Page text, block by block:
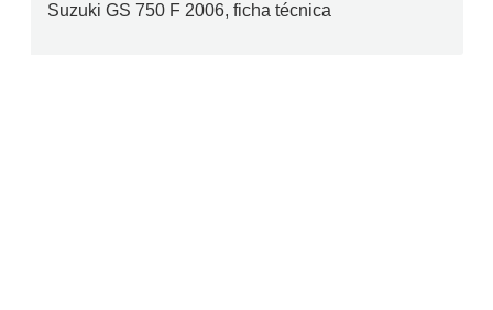
Suzuki GS 750 F 2006, ficha técnica